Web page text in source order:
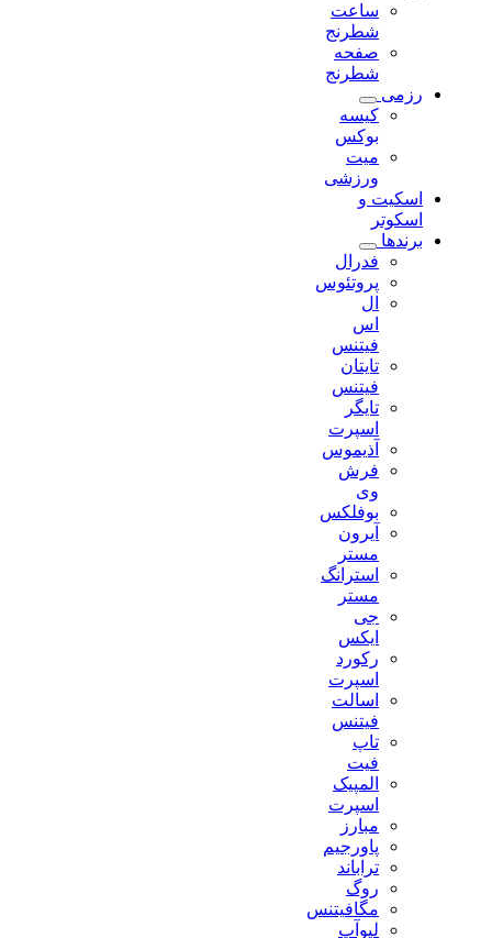
ساعت
شطرنج
صفحه
شطرنج
رزمی
کیسه
بوکس
میت
ورزشی
اسکیت و
اسکوتر
برندها
فدرال
پروتئوس
فیتنس
تایتان
فیتنس
تایگر
اسپرت
آذیموس
فرش
بوفلکس
آیرون
استرانگ
جی
رکورد
اسپرت
اسالت
فیتنس
تاپ
المپیک
اسپرت
مبارز
پاورجیم
تراباند
روگ
مگافیتنس
لیوآپ